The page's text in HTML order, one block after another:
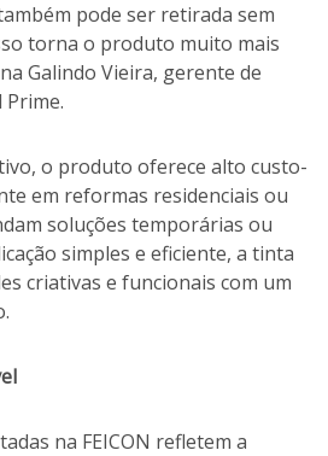
pode ser retirada sem
torna o produto muito mais
Galindo Vieira, gerente de
o produto oferece alto custo-
em reformas residenciais ou
soluções temporárias ou
simples e eficiente, a tinta
criativas e funcionais com um
na FEICON refletem a